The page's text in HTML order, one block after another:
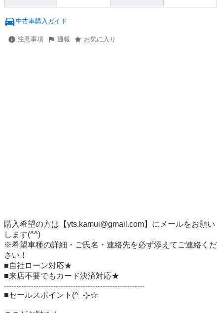
中古車購入ガイド
注意事項 通報 お気に入り
購入希望の方は【yts.kamui@gmail.com】にメールをお願い
します(^^)
※希望車種の詳細・ご氏名・連絡先を必ず添えてご連絡くだ
さい！
■自社ローン対応★
■来店不要でもカード決済対応★
---------------------------------------------------------
■セールスポイント(^_-)-☆